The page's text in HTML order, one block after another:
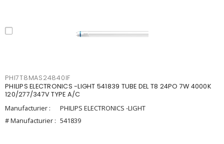
PHI7T8MAS24840IF
PHILIPS ELECTRONICS -LIGHT 541839 TUBE DEL T8 24PO 7W 4000K
120/277/347V TYPE A/C
Manufacturier :
PHILIPS ELECTRONICS -LIGHT
# Manufacturier : 541839